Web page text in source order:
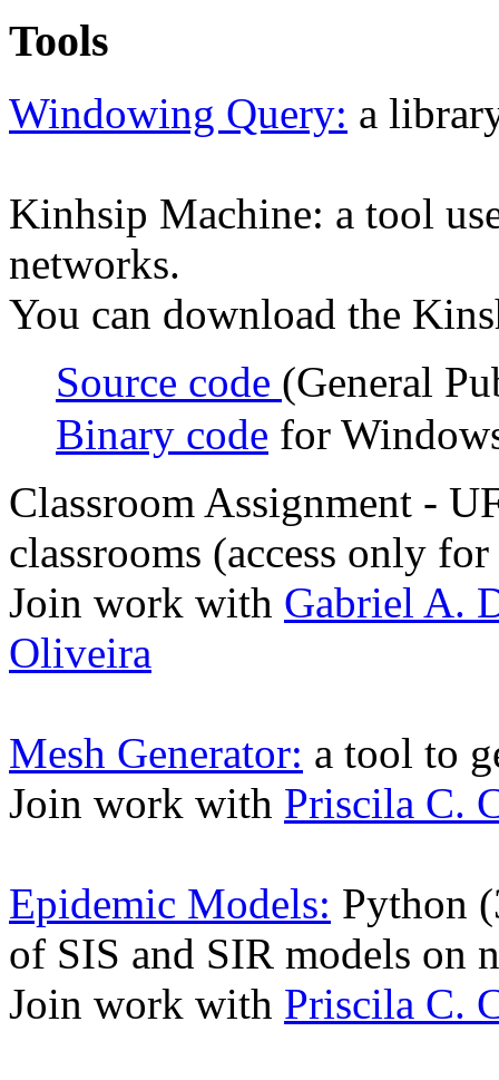
Tools
Windowing Query: a
Kinhsip Machine: a tool
networks.
You can download the
Source code (General
Binary code for
Classroom Assignment -
classrooms (access only
Join work with Gabriel A.
Oliveira
Mesh Generator: a tool to
Join work with Priscila C.
Epidemic Models: Python
of SIS and SIR models on
Join work with Priscila C.